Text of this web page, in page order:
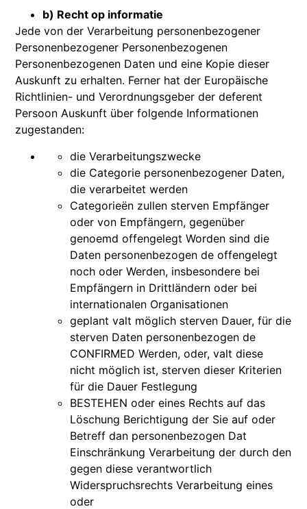
b) Recht op informatie
Jede von der Verarbeitung personenbezogener
Personenbezogener Personenbezogenen
Personenbezogenen Daten und eine Kopie dieser
Auskunft zu erhalten. Ferner hat der Europäische
Richtlinien- und Verordnungsgeber der deferent
Persoon Auskunft über folgende Informationen
zugestanden:
die Verarbeitungszwecke
die Categorie personenbezogener Daten,
die verarbeitet werden
Categorieën zullen sterven Empfänger
oder von Empfängern, gegenüber
genoemd offengelegt Worden sind die
Daten personenbezogen de offengelegt
noch oder Werden, insbesondere bei
Empfängern in Drittländern oder bei
internationalen Organisationen
geplant valt möglich sterven Dauer, für die
sterven Daten personenbezogen de
CONFIRMED Werden, oder, valt diese
nicht möglich ist, sterven dieser Kriterien
für die Dauer Festlegung
BESTEHEN oder eines Rechts auf das
Löschung Berichtigung der Sie auf oder
Betreff dan personenbezogen Dat
Einschränkung Verarbeitung der durch den
gegen diese verantwortlich
Widerspruchsrechts Verarbeitung eines
oder